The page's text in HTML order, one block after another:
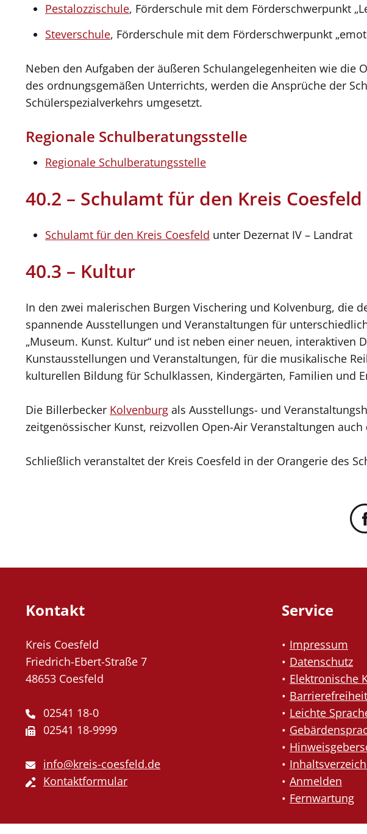
Pestalozzischule, Förderschule mit dem Förderschwerpunkt
Steverschule, Förderschule mit dem Förderschwerpunkt
Neben den Aufgaben der äußeren Schulangelegenheiten wie
des ordnungsgemäßen Unterrichts, werden die Ansprüche der
Schülerspezialverkehrs umgesetzt.
Regionale Schulberatungsstelle
Regionale Schulberatungsstelle
40.2 – Schulamt für den Kreis
Schulamt für den Kreis Coesfeld unter Dezernat IV – Landrat
40.3 – Kultur
In den zwei malerischen Burgen Vischering und Kolvenburg, die
spannende Ausstellungen und Veranstaltungen für
„Museum. Kunst. Kultur“ und ist neben einer neuen,
Kunstausstellungen und Veranstaltungen, für die musikalische
kulturellen Bildung für Schulklassen, Kindergärten, Familien und
Die Billerbecker Kolvenburg als Ausstellungs- und
zeitgenössischer Kunst, reizvollen Open-Air Veranstaltungen auch
Schließlich veranstaltet der Kreis Coesfeld in der Orangerie des
Kontakt
Kreis Coesfeld
Friedrich-Ebert-Straße 7
48653 Coesfeld
02541 18-0
02541 18-9999
info@kreis-coesfeld.de
Kontaktformular
Service
Impressum
Datenschutz
Elektronische
Barrierefreiheit
Leichte
Anmelden
Fernwartung